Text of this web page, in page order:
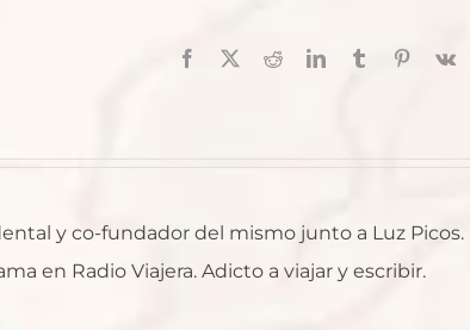
Facebook RedditLinkedInTumblr Pinterest
Vk
y co-fundador del mismo junto a Luz Picos.
en Radio Viajera. Adicto a viajar y escribir.